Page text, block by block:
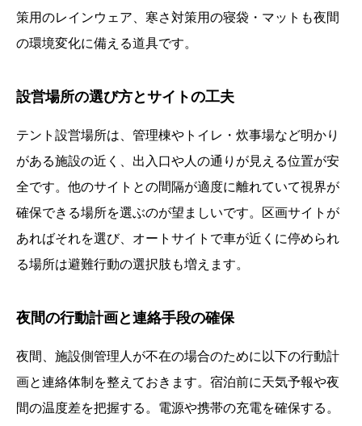
策用のレインウェア、寒さ対策用の寝袋・マットも夜間
の環境変化に備える道具です。
設営場所の選び方とサイトの工夫
テント設営場所は、管理棟やトイレ・炊事場など明かり
がある施設の近く、出入口や人の通りが見える位置が安
全です。他のサイトとの間隔が適度に離れていて視界が
確保できる場所を選ぶのが望ましいです。区画サイトが
あればそれを選び、オートサイトで車が近くに停められ
る場所は避難行動の選択肢も増えます。
夜間の行動計画と連絡手段の確保
夜間、施設側管理人が不在の場合のために以下の行動計
画と連絡体制を整えておきます。宿泊前に天気予報や夜
間の温度差を把握する。電源や携帯の充電を確保する。